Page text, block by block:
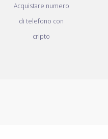
Acquistare numero
di telefono con
cripto